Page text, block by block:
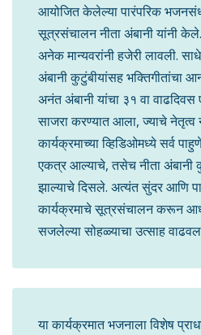
आयोजित केलेल्या पारंपरिक
सूत्रसंचालन नीता अंबानी यांनी
अनेक मान्यवरांनी हजेरी लावली.
अंबानी कुटुंबीयांसह भक्तिगीतांचा
अनंत अंबानी यांचा ३१ वा
साजरा करण्यात आला, ज्याचे नेतृत्व
कार्यक्रमाच्या व्हिडिओमध्ये सर्व
एकत्र आल्याचे, तसेच नीता अंबानी
झाल्याचे दिसले. अत्यंत सुंदर आणि
कार्यक्रमाचे सूत्रसंचालन करून
सजलेल्या सोहळ्याचा उत्साह
या कार्यक्रमात भजनाला विशेष